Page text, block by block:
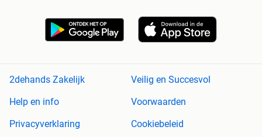
2dehands Zakelijk
Veilig en Succesvol
Help en info
Voorwaarden
Privacyverklaring
Cookiebeleid